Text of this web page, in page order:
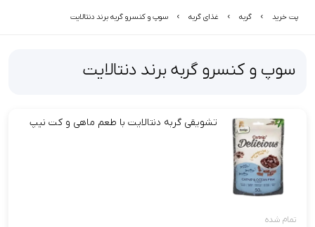
پت خرید گربه غذای گربه سوپ و کنسرو گربه برند دنتالایت
سوپ و کنسرو گربه برند دنتالایت
تشویقی گربه دنتالایت با طعم ماهی و کت نیپ
تمام شده